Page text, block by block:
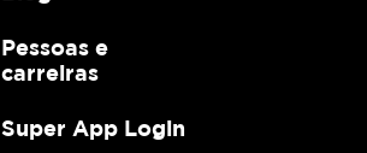
Pessoas e
carreiras
Super App Login